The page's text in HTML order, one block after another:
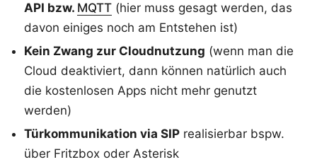
API bzw. MQTT (hier muss gesagt werden, das
davon einiges noch am Entstehen ist)
Kein Zwang zur Cloudnutzung (wenn man die
Cloud deaktiviert, dann können natürlich auch
die kostenlosen Apps nicht mehr genutzt
werden)
Türkommunikation via SIP realisierbar bspw.
über Fritzbox oder Asterisk